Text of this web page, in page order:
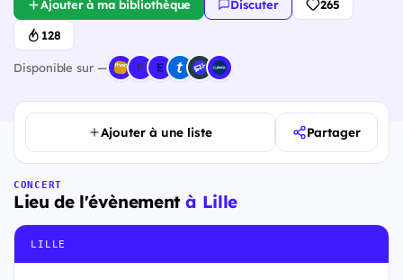
Ajouter à ma bibliothèque Discuter 265
128
Disponible sur —
Ajouter à une liste Partager
CONCERT
Lieu de l'évènementà Lille
LILLE